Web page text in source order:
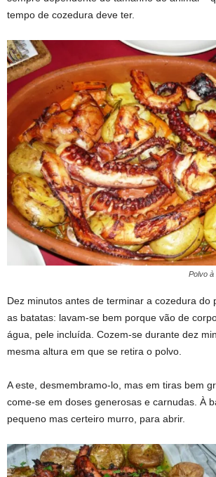
tempo de cozedura deve ter.
Polvo à
Dez minutos antes de terminar a cozedura do
as batatas: lavam-se bem porque vão de
água, pele incluída. Cozem-se durante dez
mesma altura em que se retira o polvo.
A este, desmembramo-lo, mas em tiras bem
come-se em doses generosas e carnudas. À
pequeno mas certeiro murro, para abrir.